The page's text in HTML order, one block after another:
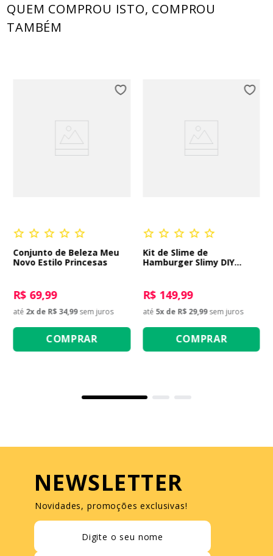
QUEM COMPROU ISTO, COMPROU
TAMBÉM
Conjunto de Beleza Meu
Novo Estilo Princesas
R$ 69,99
até 2x de R$ 34,99 sem juros
COMPRAR
Kit de Slime de
Hamburger Slimy DIY
R$ 149,99
até 5x de R$ 29,99 sem juros
COMPRAR
NEWSLETTER
Novidades, promoções exclusivas!